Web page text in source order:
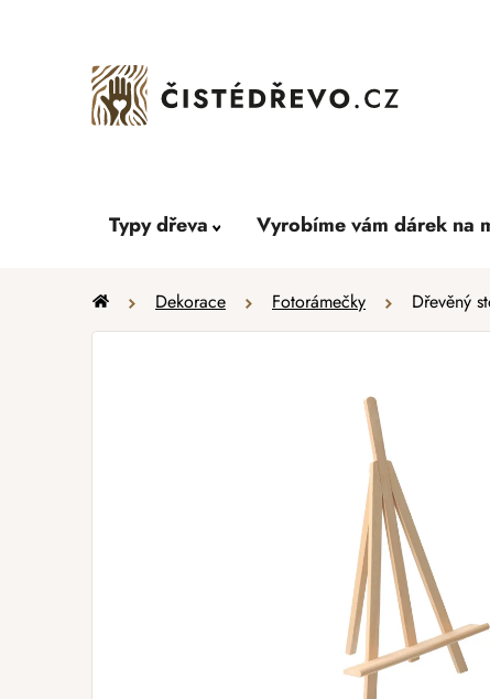
Typy dřeva Vyrobíme vám dárek na
Domů Dekorace Fotorámečky Dřevěný